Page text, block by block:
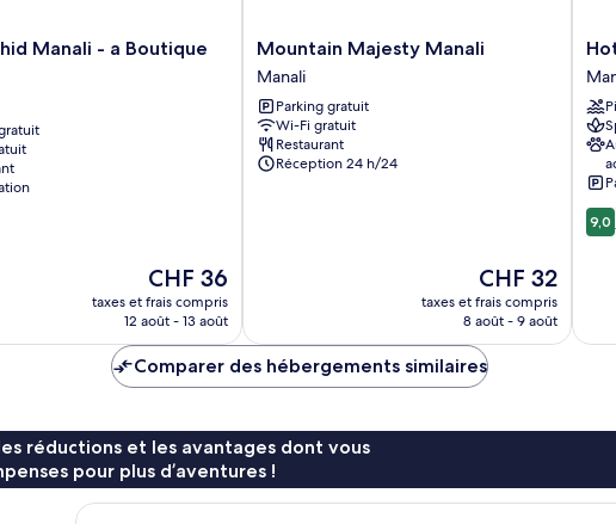
Manali - a Boutique
Le
nouveau
prix
de
CHF 36
CHF 36
taxes et frais compris
12 août - 13 août
Mountain
Majesty
Manali
Manali
Mountain Majesty Manali
Manali
Parking gratuit
Wi-Fi gratuit
Restaurant
Réception 24 h/24
Le
nouveau
prix
de
CHF 32
CHF 32
taxes et frais compris
8 août - 9 août
9.0
sur
9,0
Comparer des hébergements similaires
réductions et les avantages dont vous
pour plus d’aventures !